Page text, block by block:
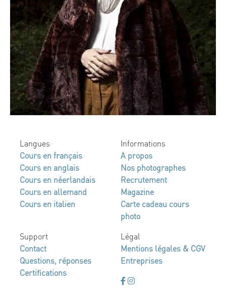
Langues
Cours en français
Cours en anglais
Cours en néerlandais
Cours en allemand
Cours en italien
Informations
A propos
Nos photographes
Recrutement
Magazine
Carte cadeau cours
photo
Support
Contact
Questions, réponses
Certifications
Légal
Mentions légales & CGV
Entreprises